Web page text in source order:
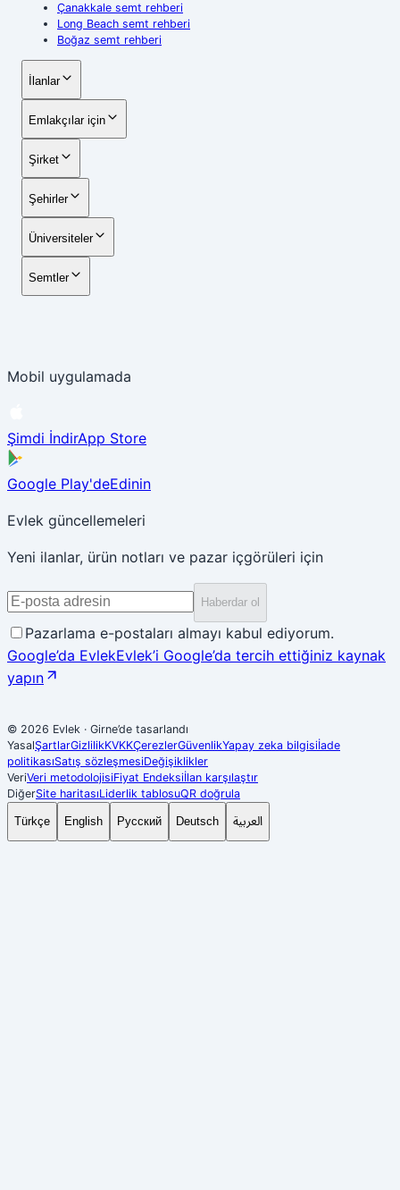
Çanakkale semt rehberi
Long Beach semt rehberi
Boğaz semt rehberi
İlanlar
Emlakçılar için
Şirket
Şehirler
Üniversiteler
Semtler
Mobil uygulamada
Şimdi İndirApp Store
Google Play'deEdinin
Evlek güncellemeleri
Yeni ilanlar, ürün notları ve pazar içgörüleri için
Haberdar ol
Pazarlama e-postaları almayı kabul ediyorum.
Google’da EvlekEvlek’i Google’da tercih ettiğiniz kaynak
yapın
© 2026 Evlek · Girne’de tasarlandı
YasalŞartlarGizlilikKVKKÇerezlerGüvenlikYapay zeka bilgisiİade
politikasıSatış sözleşmesiDeğişiklikler
VeriVeri metodolojisiFiyat Endeksiİlan karşılaştır
DiğerSite haritasıLiderlik tablosuQR doğrula
Türkçe English Русский Deutsch العربية